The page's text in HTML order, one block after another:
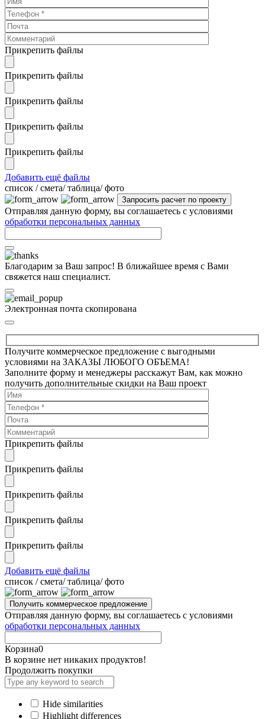
Прикрепить файлы
Прикрепить файлы
Прикрепить файлы
Прикрепить файлы
Прикрепить файлы
Добавить ещё файлы
cписок / смета/ таблица/ фото
Отправляя данную форму, вы соглашаетесь с условиями
обработки персональных данных
Благодарим за Ваш запрос! В ближайшее время с Вами
свяжется наш специалист.
Электронная почта скопирована
Получите коммерческое предложение с выгодными
условиями на ЗАКАЗЫ ЛЮБОГО ОБЪЕМА!
Заполните форму и менеджеры расскажут Вам, как можно
получить дополнительные скидки на Ваш проект
Прикрепить файлы
Прикрепить файлы
Прикрепить файлы
Прикрепить файлы
Прикрепить файлы
Добавить ещё файлы
cписок / смета/ таблица/ фото
Отправляя данную форму, вы соглашаетесь с условиями
обработки персональных данных
Корзина0
В корзине нет никаких продуктов!
Продолжить покупки
Hide similarities
Highlight differences